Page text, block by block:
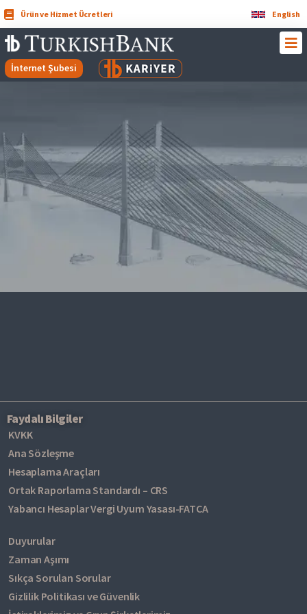
English
Ürün ve Hizmet Ücretleri
İnternet Şubesi
Faydalı Bilgiler
KVKK
Ana Sözleşme
Hesaplama Araçları
Ortak Raporlama Standardı – CRS
Yabancı Hesaplar Vergi Uyum Yasası-FATCA
Duyurular
Zaman Aşımı
Sıkça Sorulan Sorular
Gizlilik Politikası ve Güvenlik